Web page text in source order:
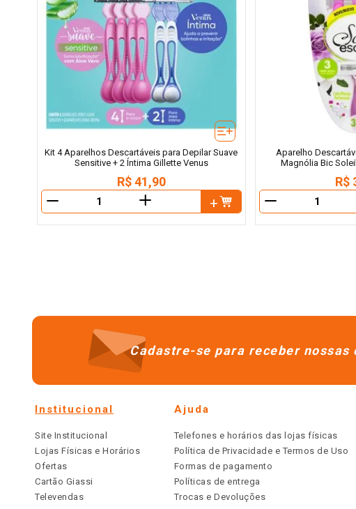
Kit 4 Aparelhos Descartáveis para Depilar Suave
Sensitive + 2 Íntima Gillette Venus
R$ 41,90
＋
Aparelho
Magnólia Bic
R$
Cadastre-se para receber nossas
Institucional
Site Institucional
Lojas Físicas e Horários
Ofertas
Cartão Giassi
Televendas
Ajuda
Telefones e horários das lojas físicas
Política de Privacidade e Termos de Uso
Formas de pagamento
Políticas de entrega
Trocas e Devoluções